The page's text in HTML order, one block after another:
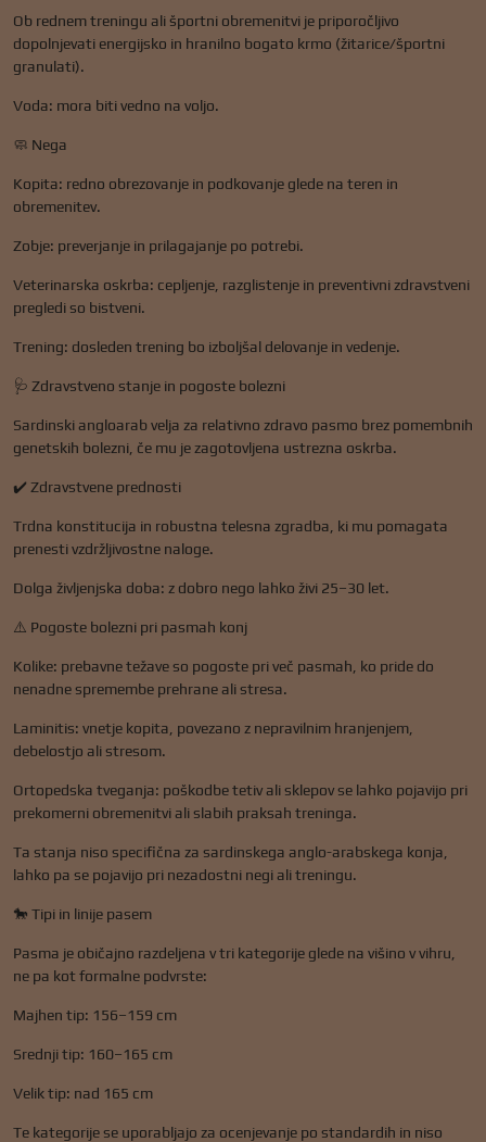
Ob rednem treningu ali športni obremenitvi je priporočljivo
dopolnjevati energijsko in hranilno bogato krmo (žitarice/športni
granulati).
Voda: mora biti vedno na voljo.
🧼 Nega
Kopita: redno obrezovanje in podkovanje glede na teren in
obremenitev.
Zobje: preverjanje in prilagajanje po potrebi.
Veterinarska oskrba: cepljenje, razglistenje in preventivni zdravstveni
pregledi so bistveni.
Trening: dosleden trening bo izboljšal delovanje in vedenje.
🩺 Zdravstveno stanje in pogoste bolezni
Sardinski angloarab velja za relativno zdravo pasmo brez pomembnih
genetskih bolezni, če mu je zagotovljena ustrezna oskrba.
✔️ Zdravstvene prednosti
Trdna konstitucija in robustna telesna zgradba, ki mu pomagata
prenesti vzdržljivostne naloge.
Dolga življenjska doba: z dobro nego lahko živi 25–30 let.
⚠️ Pogoste bolezni pri pasmah konj
Kolike: prebavne težave so pogoste pri več pasmah, ko pride do
nenadne spremembe prehrane ali stresa.
Laminitis: vnetje kopita, povezano z nepravilnim hranjenjem,
debelostjo ali stresom.
Ortopedska tveganja: poškodbe tetiv ali sklepov se lahko pojavijo pri
prekomerni obremenitvi ali slabih praksah treninga.
Ta stanja niso specifična za sardinskega anglo-arabskega konja,
lahko pa se pojavijo pri nezadostni negi ali treningu.
🐎 Tipi in linije pasem
Pasma je običajno razdeljena v tri kategorije glede na višino v vihru,
ne pa kot formalne podvrste:
Majhen tip: 156–159 cm
Srednji tip: 160–165 cm
Velik tip: nad 165 cm
Te kategorije se uporabljajo za ocenjevanje po standardih in niso